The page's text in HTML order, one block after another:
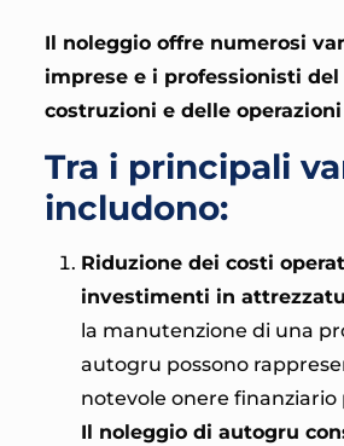
Il noleggio offre numerosi
imprese e i professionisti
costruzioni e delle
Tra i principali
includono:
Riduzione dei costi
investimenti in
la manutenzione di una
autogru possono
notevole onere finanziario
Il noleggio di autogru